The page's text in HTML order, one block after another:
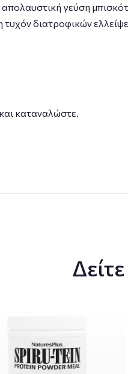
γεύση
τυχόν διατροφικών
καταναλώστε.